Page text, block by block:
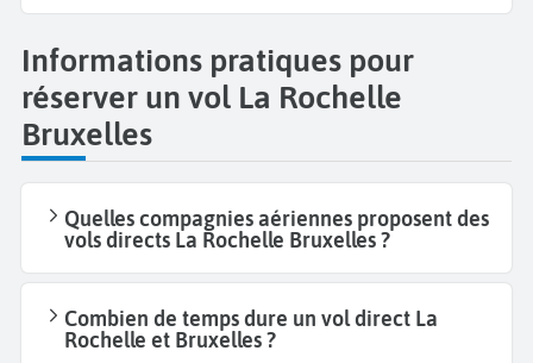
Informations pratiques pour
réserver un vol La Rochelle
Bruxelles
Quelles compagnies aériennes proposent des
vols directs La Rochelle Bruxelles ?
Combien de temps dure un vol direct La
Rochelle et Bruxelles ?